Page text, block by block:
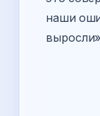
наши